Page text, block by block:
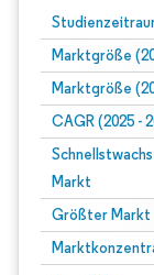
Marktgröße
Marktgröße
CAGR (2025 -
Markt
Größter Markt